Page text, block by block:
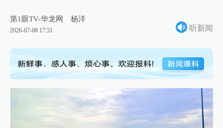
第1眼TV-华龙网 杨洋
2026-07-08 17:51 听新闻